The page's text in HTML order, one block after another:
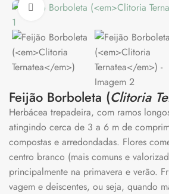
Clique para ampliar
Feijão Borboleta (Clitoria
Herbácea trepadeira, com ramos
atingindo cerca de 3 a 6 m de
compostas e arredondadas. Flores
centro branco (mais comuns e
principalmente na primavera e verão.
vagem e deiscentes, ou seja, quando